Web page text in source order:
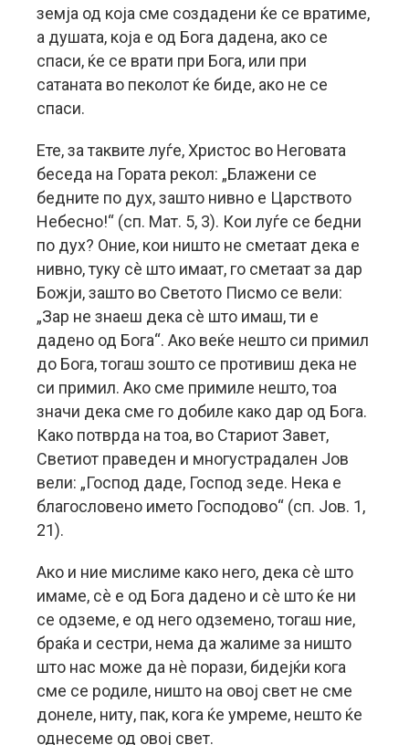
земја од која сме создадени ќе се вратиме,
а душата, која е од Бога дадена, ако се
спаси, ќе се врати при Бога, или при
сатаната во пеколот ќе биде, ако не се
спаси.
Ете, за таквите луѓе, Христос во Неговата
беседа на Гората рекол: „Блажени се
бедните по дух, зашто нивно е Царството
Небесно!“ (сп. Мат. 5, 3). Кои луѓе се бедни
по дух? Оние, кои ништо не сметаат дека е
нивно, туку сè што имаат, го сметаат за дар
Божји, зашто во Светото Писмо се вели:
„Зар не знаеш дека сè што имаш, ти е
дадено од Бога“. Ако веќе нешто си примил
до Бога, тогаш зошто се противиш дека не
си примил. Ако сме примиле нешто, тоа
значи дека сме го добиле како дар од Бога.
Како потврда на тоа, во Стариот Завет,
Светиот праведен и многустрадален Јов
вели: „Господ даде, Господ зеде. Нека е
благословено името Господово“ (сп. Јов. 1,
21).
Ако и ние мислиме како него, дека сè што
имаме, сè е од Бога дадено и сè што ќе ни
се одземе, е од него одземено, тогаш ние,
браќа и сестри, нема да жалиме за ништо
што нас може да нè порази, бидејќи кога
сме се родиле, ништо на овој свет не сме
донеле, ниту, пак, кога ќе умреме, нешто ќе
однесеме од овој свет.